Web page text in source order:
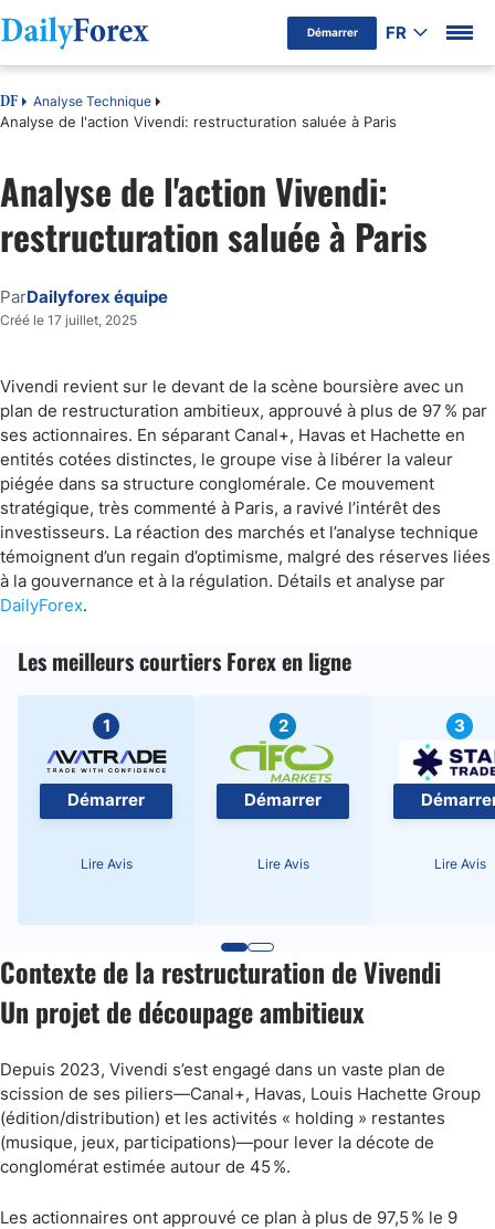
Démarrer FR
DF Analyse Technique
Analyse de l'action Vivendi: restructuration saluée à Paris
Analyse de l'action Vivendi:
restructuration saluée à Paris
ParDailyforex équipe
Créé le 17 juillet, 2025
Vivendi revient sur le devant de la scène boursière avec un
plan de restructuration ambitieux, approuvé à plus de 97 % par
ses actionnaires. En séparant Canal+, Havas et Hachette en
entités cotées distinctes, le groupe vise à libérer la valeur
piégée dans sa structure conglomérale. Ce mouvement
stratégique, très commenté à Paris, a ravivé l’intérêt des
investisseurs. La réaction des marchés et l’analyse technique
témoignent d’un regain d’optimisme, malgré des réserves liées
à la gouvernance et à la régulation. Détails et analyse par
DailyForex.
Les meilleurs courtiers Forex en ligne
1
Démarrer
Lire Avis
2
Démarrer
Lire Avis
3
Lire Avis
Contexte de la restructuration de Vivendi
Un projet de découpage ambitieux
Depuis 2023, Vivendi s’est engagé dans un vaste plan de
scission de ses piliers—Canal+, Havas, Louis Hachette Group
(édition/distribution) et les activités « holding » restantes
(musique, jeux, participations)—pour lever la décote de
conglomérat estimée autour de 45 %.
Les actionnaires ont approuvé ce plan à plus de 97,5 % le 9